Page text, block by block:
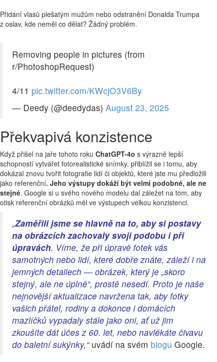
Přidání vlasů plešatým mužům nebo odstranění Donalda Trumpa
z oslav, kde neměl co dělat? Žádný problém.
Removing people in pictures (from
r/PhotoshopRequest)
4/11 pic.twitter.com/KWcjO3V6By
— Deedy (@deedydas) August 23, 2025
Překvapivá konzistence
Když přišel na jaře tohoto roku ChatGPT-4o s výrazně lepší
schopností vytvářet fotorealistické snímky, přiblížil se i tomu, aby
dokázal znovu tvořit fotografie lidí či objektů, které jste mu předložili
jako referenční. Jeho výstupy dokáží být velmi podobné, ale ne
stejné. Google si u svého nového modelu dal záležet na tom, aby
otisk referenční obrázků měl ve výstupech velkou konzistenci.
„Zaměřili jsme se hlavně na to, aby si postavy
na obrázcích zachovaly svoji podobu i při
úpravách. Víme, že při úpravě fotek vás
samotných nebo lidí, které dobře znáte, záleží i na
jemných detailech — obrázek, který je „skoro
stejný, ale ne úplně“, prostě nesedí. Proto je naše
nejnovější aktualizace navržena tak, aby fotky
vašich přátel, rodiny a dokonce i domácích
mazlíčků vypadaly stále jako oni, ať už jim
zkoušíte dát účes z 60. let, nebo navlékáte čivavu
do baletní sukýnky,“uvádí na svém blogu Google.